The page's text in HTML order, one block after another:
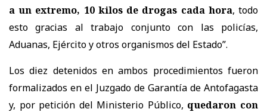
a un extremo, 10 kilos de drogas cada hora, todo
esto gracias al trabajo conjunto con las policías,
Aduanas, Ejército y otros organismos del Estado”.
Los diez detenidos en ambos procedimientos fueron
formalizados en el Juzgado de Garantía de Antofagasta
y, por petición del Ministerio Público, quedaron con